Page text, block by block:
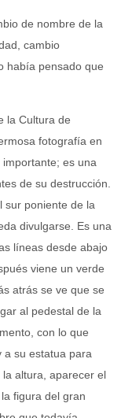
de nombre de la
cambio
había pensado que
la Cultura de
fotografía en
es una
de su destrucción.
sur poniente de la
divulgarse. Es una
líneas desde abajo
viene un verde
atrás se ve que se
al pedestal de la
con lo que
a su estatua para
altura, aparecer el
figura del gran